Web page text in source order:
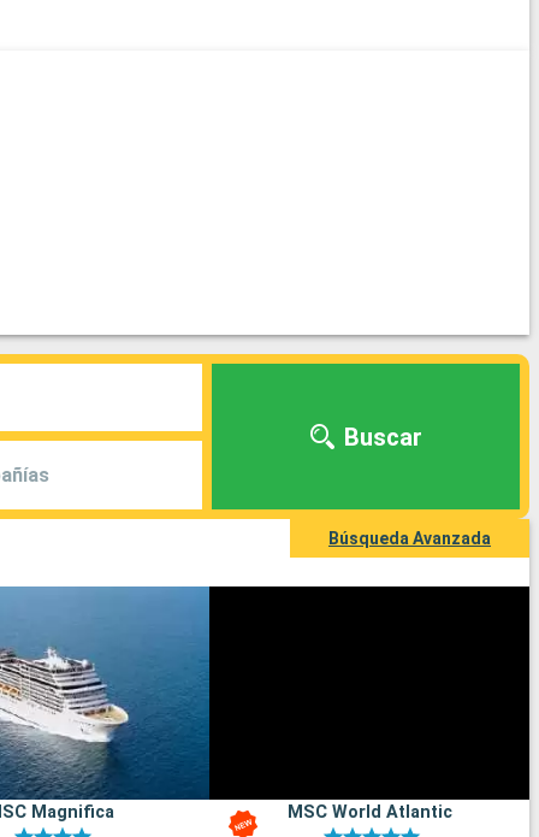
Buscar
Búsqueda Avanzada
Magnifica MSC World Atlantic